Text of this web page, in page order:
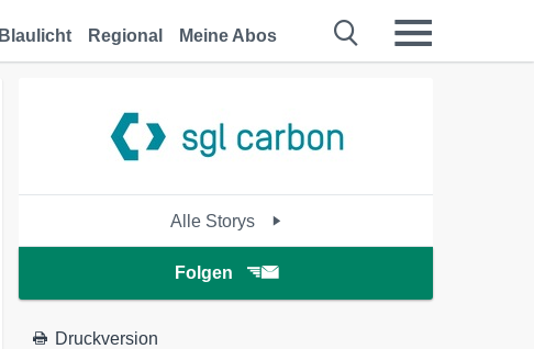
Blaulicht Regional Meine Abos
Alle Storys
Folgen
Druckversion